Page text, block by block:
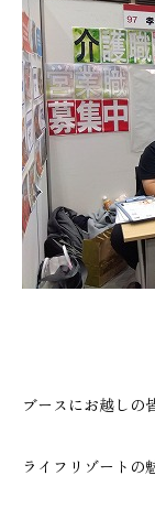
ブースにお越し
ライフリゾート